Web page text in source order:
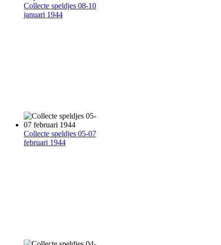
Collecte speldjes 08-10
januari 1944
Collecte speldjes 05-07
februari 1944